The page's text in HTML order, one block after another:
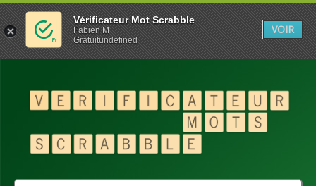
Vérificateur Mot Scrabble
Fabien M
Gratuitundefined
VOIR